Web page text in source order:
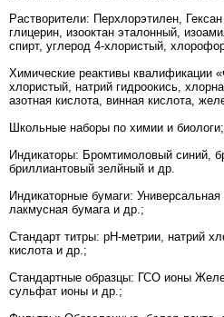
Растворители: Перхлорэтилен,
глицерин, изооктан эталонный,
спирт, углерод 4-хлористый,
Химические реактивы квалификации
хлористый, натрий гидроокись,
азотная кислота, винная кислота,
Школьные наборы по химии и биологи;
Индикаторы: Бромтимоловый синий,
бриллиантовый зелйный и др.
Индикаторные бумаги: Универсальная
лакмусная бумага и др.;
Стандарт титры: рН-метрии, натрий
кислота и др.;
Стандартные образцы: ГСО ионы
сульфат ионы и др.;